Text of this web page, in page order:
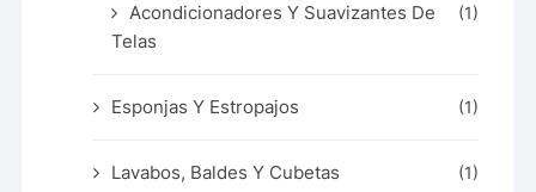
Acondicionadores Y Suavizantes De
Telas
(1)
Esponjas Y Estropajos (1)
Lavabos, Baldes Y Cubetas (1)